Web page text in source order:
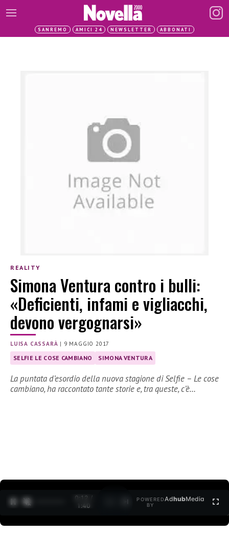
SANREMO AMICI 24 NEWSLETTER ABBONATI
REALITY
Simona Ventura contro i bulli:
«Deficienti, infami e vigliacchi,
devono vergognarsi»
LUISA CASSARÀ | 9 MAGGIO 2017
SELFIE LE COSE CAMBIANO SIMONA VENTURA
La puntata d’esordio della nuova stagione di Selfie – Le cose
cambiano, ha raccontato tante storie e, tra queste, c’è…
0:12 /
1:40
POWERED
BY
AdhubMedia